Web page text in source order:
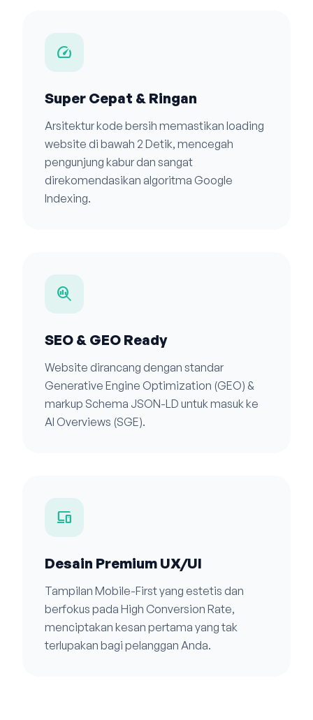
speed
Super Cepat & Ringan
Arsitektur kode bersih memastikan loading
website di bawah 2 Detik, mencegah
pengunjung kabur dan sangat
direkomendasikan algoritma Google
Indexing.
search_insights
SEO & GEO Ready
Website dirancang dengan standar
Generative Engine Optimization (GEO) &
markup Schema JSON-LD untuk masuk ke
AI Overviews (SGE).
devices
Desain Premium UX/UI
Tampilan Mobile-First yang estetis dan
berfokus pada High Conversion Rate,
menciptakan kesan pertama yang tak
terlupakan bagi pelanggan Anda.